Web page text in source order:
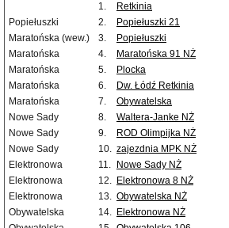
1.
Retkinia
Popiełuszki
2. Popiełuszki 21
Maratońska (wew.)
3. Popiełuszki
Maratońska
4. Maratońska 91 NŻ
Maratońska
5. Plocka
Maratońska
6. Dw. Łódź Retkinia
Maratońska
7. Obywatelska
Nowe Sady
8. Waltera-Janke NŻ
Nowe Sady
9. ROD Olimpijka NŻ
Nowe Sady
10. zajezdnia MPK NŻ
Elektronowa
11. Nowe Sady NŻ
Elektronowa
12. Elektronowa 8 NŻ
Elektronowa
13. Obywatelska NŻ
Obywatelska
14. Elektronowa NŻ